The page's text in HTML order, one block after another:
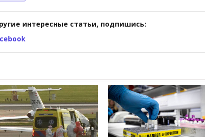
интересные статьи, подпишись: